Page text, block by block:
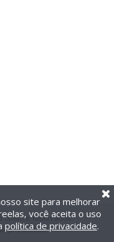
direitos reservados.
privacidade
site para melhorar
você aceita o uso
política de privacidade.